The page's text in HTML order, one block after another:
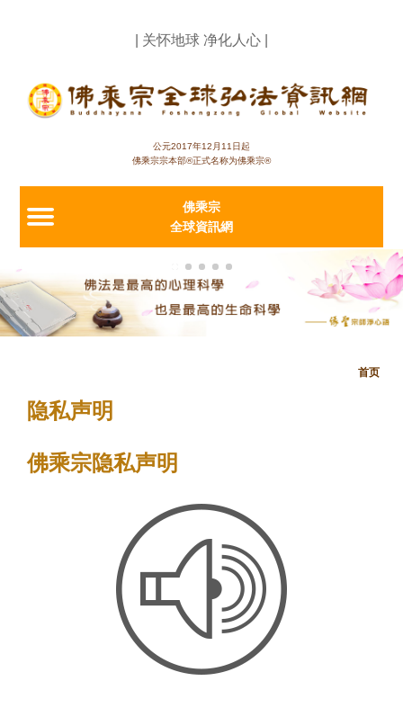
| 关怀地球 净化人心 |
公元2017年12月11日起
佛乘宗宗本部®正式名称为佛乘宗®
佛乘宗
全球資訊網
前
位
首页
隐私声明
佛乘宗隐私声明